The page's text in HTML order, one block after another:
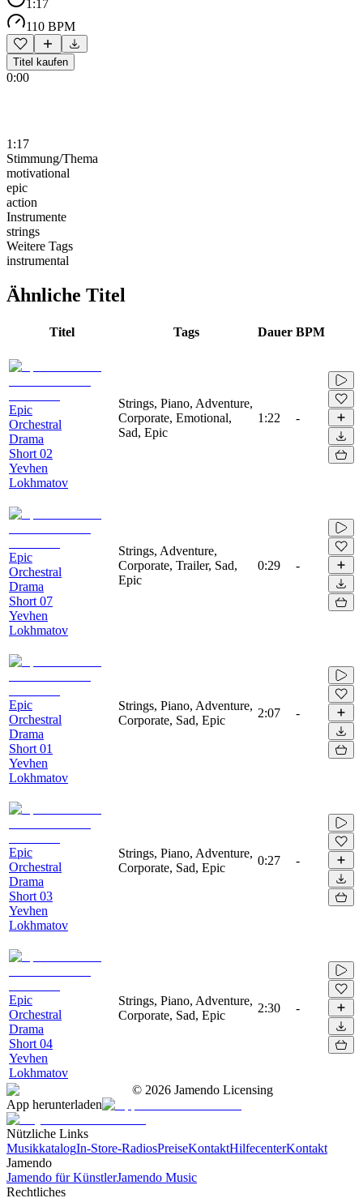
1:17
110 BPM
Titel kaufen
0:00
1:17
Stimmung/Thema
motivational
epic
action
Instrumente
strings
Weitere Tags
instrumental
Ähnliche Titel
Titel Tags Dauer BPM
Epic
Orchestral
Drama
Short 02
Yevhen
Lokhmatov
Strings, Piano, Adventure,
Corporate, Emotional,
Sad, Epic
1:22 -
Epic
Orchestral
Drama
Short 07
Yevhen
Lokhmatov
Strings, Adventure,
Corporate, Trailer, Sad,
Epic
0:29 -
Epic
Orchestral
Drama
Short 01
Yevhen
Lokhmatov
Strings, Piano, Adventure,
Corporate, Sad, Epic
2:07 -
Epic
Orchestral
Drama
Short 03
Yevhen
Lokhmatov
Strings, Piano, Adventure,
Corporate, Sad, Epic
0:27 -
Epic
Orchestral
Drama
Short 04
Yevhen
Lokhmatov
Strings, Piano, Adventure,
Corporate, Sad, Epic
2:30 -
© 2026 Jamendo Licensing
App herunterladen
Nützliche Links
MusikkatalogIn-Store-RadiosPreiseKontaktHilfecenterKontakt
Jamendo
Jamendo für KünstlerJamendo Music
Rechtliches